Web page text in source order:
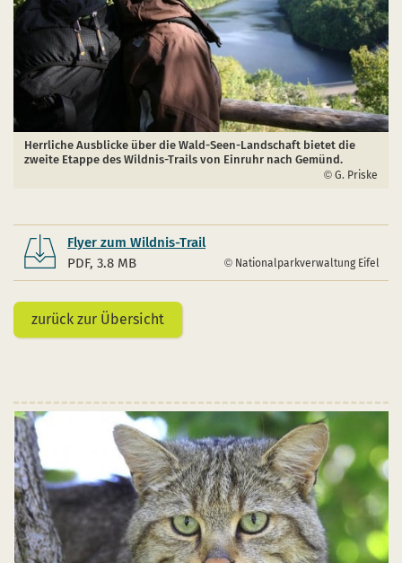
Herrliche Ausblicke über die Wald-Seen-Landschaft bietet die
zweite Etappe des Wildnis-Trails von Einruhr nach Gemünd.
G. Priske
Flyer zum Wildnis-Trail
PDF, 3.8 MB
Nationalparkverwaltung Eifel
zurück zur Übersicht